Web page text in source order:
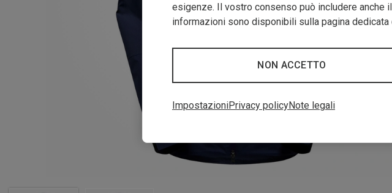
esigenze. Il vostro consenso può includere anche
informazioni sono disponibili sulla pagina dedicata
NON ACCETTO
ImpostazioniPrivacy policyNote legali